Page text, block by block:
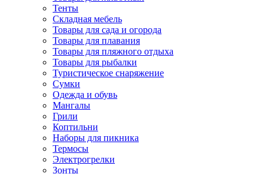
Тенты
Складная мебель
Товары для сада и огорода
Товары для плавания
Товары для пляжного отдыха
Товары для рыбалки
Туристическое снаряжение
Сумки
Одежда и обувь
Мангалы
Грили
Коптильни
Наборы для пикника
Термосы
Электрогрелки
Зонты